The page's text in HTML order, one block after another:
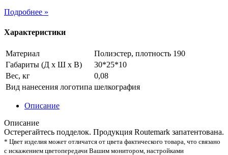
Подробнее »
Характеристики
Материал
Полиэстер, плотность 190
Габариты (Д х Ш х В)
30*25*10
Вес, кг
0,08
Вид нанесения логотипа шелкография
Описание
Описание
Остерегайтесь подделок. Продукция Routemark запатентована.
* Цвет изделия может отличатся от цвета фактического товара, что связано
с искажением цветопередачи Вашим монитором, настройками